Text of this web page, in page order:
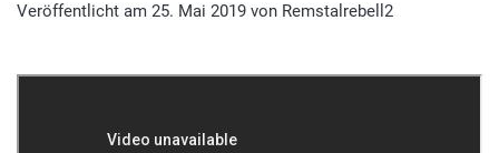
Veröffentlicht am 25. Mai 2019 von Remstalrebell2